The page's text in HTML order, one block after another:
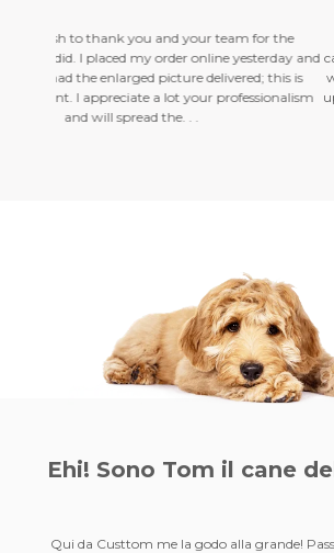
team for the
yesterday and
this is
professionalism
Just wanted to say that I just
canvas from you guys. . . and I
while on vacation in New
up on my wall :) So, thank you
Ehi! Sono Tom il cane
Qui da Custtom me la godo alla grande!